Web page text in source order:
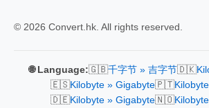
© 2026 Convert.hk. All rights reserved.
🌐 Language:🇬🇧千字节 » 吉字节🇩🇰
🇪🇸Kilobyte » Gigabyte🇵🇹
🇩🇪Kilobyte » Gigabyte🇳🇴